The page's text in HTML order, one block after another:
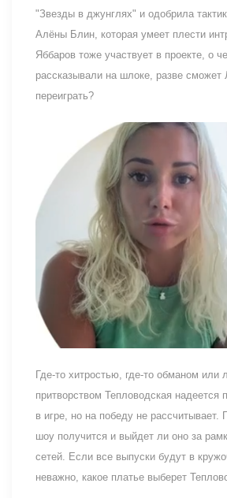
"Звезды в джунглях" и одобрила
Алёны Блин, которая умеет плести
Яббаров тоже участвует в проекте, о
рассказывали на шлоке, разве сможет
переиграть?
Где-то хитростью, где-то обманом или
притворством Тепловодская надеется
в игре, но на победу не рассчитывает.
шоу получится и выйдет ли оно за
сетей. Если все выпуски будут в
неважно, какое платье выберет